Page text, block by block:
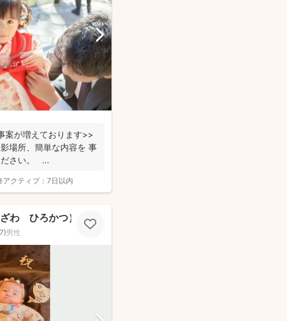
案が増えております>>
場所、簡単な内容を 事
ださい。 ...
アクティブ： 7日以内
わ ひろかつ）
)男性